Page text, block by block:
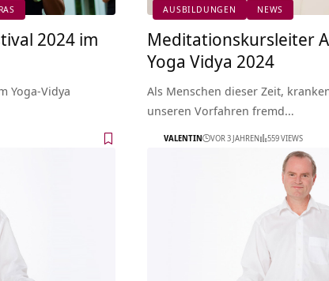
2024 im
Yoga-Vidya
AUSBILDUNGEN NEWS
Meditationskursleiter
Yoga Vidya 2024
Als Menschen dieser Zeit,
unseren Vorfahren fremd…
VALENTIN VOR 3 JAHREN 559 VIEWS